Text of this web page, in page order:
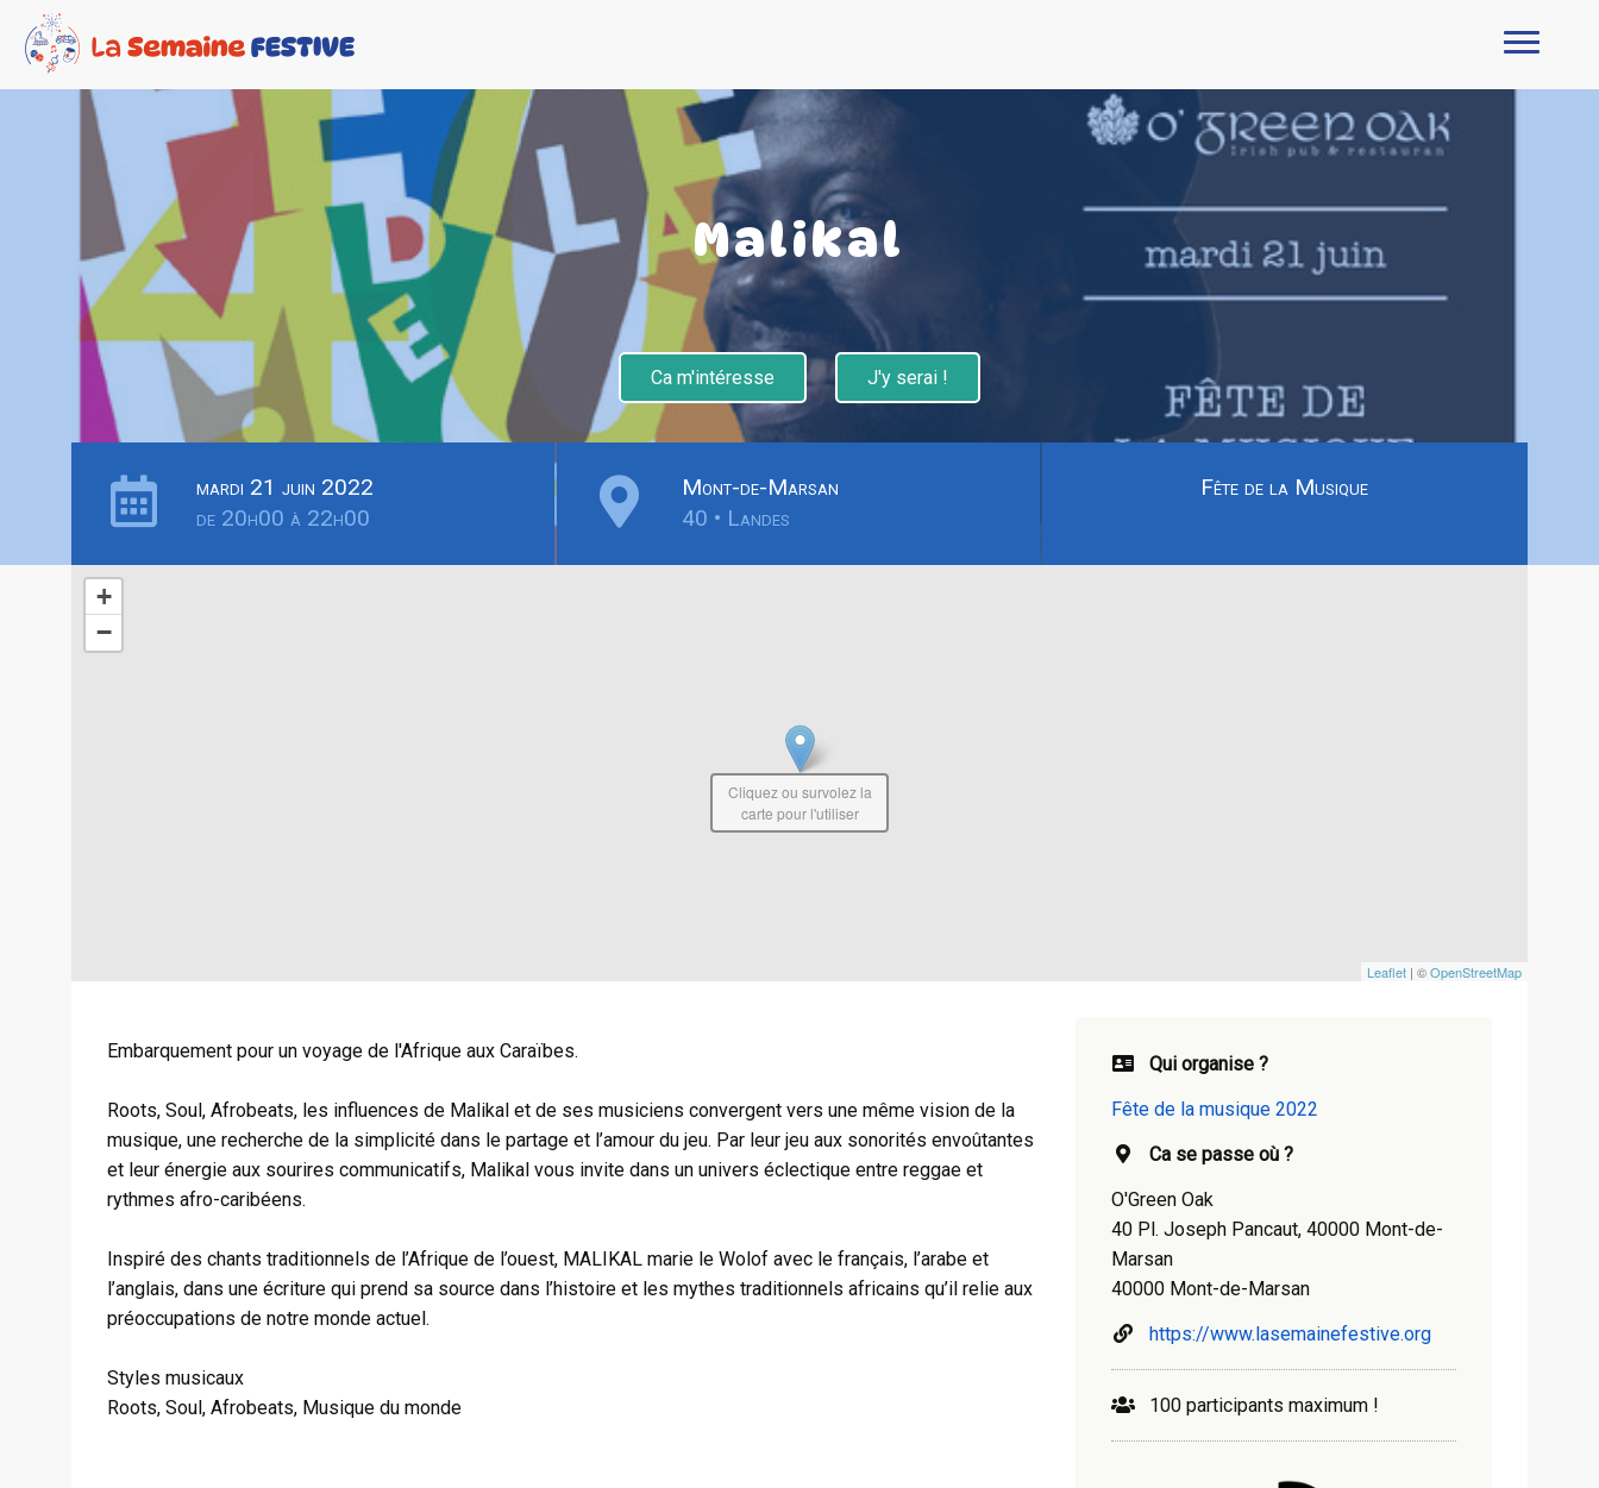
Malikal
Ca m'intéresse J'y serai !
mardi 21 juin 2022
de 20h00 à 22h00
Mont-de-Marsan
40 • Landes
Fête de la Musique
+
−
Leaflet | ©OpenStreetMap
Cliquez ou survolez la
carte pour l'utiliser
Embarquement pour un voyage de l'Afrique aux Caraïbes.
Roots, Soul, Afrobeats, les influences de Malikal et de ses musiciens convergent vers une même vision de la
musique, une recherche de la simplicité dans le partage et l’amour du jeu. Par leur jeu aux sonorités envoûtantes
et leur énergie aux sourires communicatifs, Malikal vous invite dans un univers éclectique entre reggae et
rythmes afro-caribéens.
Inspiré des chants traditionnels de l’Afrique de l’ouest, MALIKAL marie le Wolof avec le français, l’arabe et
l’anglais, dans une écriture qui prend sa source dans l’histoire et les mythes traditionnels africains qu’il relie aux
préoccupations de notre monde actuel.
Styles musicaux
Roots, Soul, Afrobeats, Musique du monde
Qui organise ?
Fête de la musique 2022
Ca se passe où ?
O'Green Oak
40 Pl. Joseph Pancaut, 40000 Mont-de-
Marsan
40000 Mont-de-Marsan
https://www.lasemainefestive.org
100 participants maximum !